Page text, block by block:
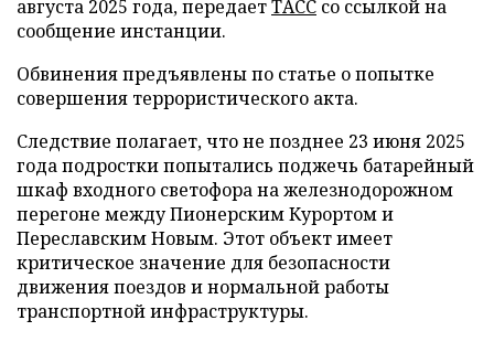
августа 2025 года, передаетТАСС со ссылкой на
сообщение инстанции.
Обвинения предъявлены по статье о попытке
совершения террористического акта.
Следствие полагает, что не позднее 23 июня 2025
года подростки попытались поджечь батарейный
шкаф входного светофора на железнодорожном
перегоне между Пионерским Курортом и
Переславским Новым. Этот объект имеет
критическое значение для безопасности
движения поездов и нормальной работы
транспортной инфраструктуры.